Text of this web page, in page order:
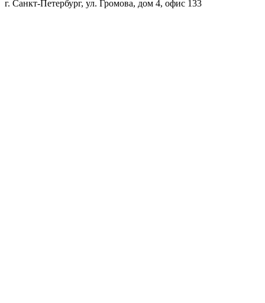
г. Санкт-Петербург, ул. Громова, дом 4, офис 133